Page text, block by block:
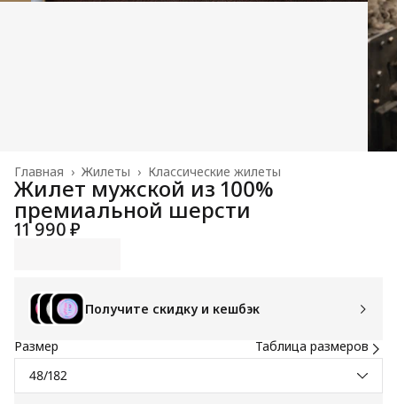
Классические жилеты
Жилеты ›
Главная ›
Жилет мужской из 100%
премиальной шерсти
11 990 ₽
Получите скидку и кешбэк
Размер
Таблица размеров
48/182